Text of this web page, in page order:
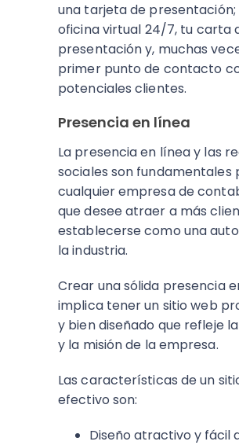
una tarjeta de presentación;
oficina virtual 24/7, tu carta
presentación y, muchas
primer punto de contacto
potenciales clientes.
Presencia en línea
La presencia en línea y las
sociales son fundamentales
cualquier empresa de
que desee atraer a más
establecerse como una
la industria.
Crear una sólida presencia
implica tener un sitio web
y bien diseñado que refleje
y la misión de la empresa.
Las características de un
efectivo son:
Diseño atractivo y fácil